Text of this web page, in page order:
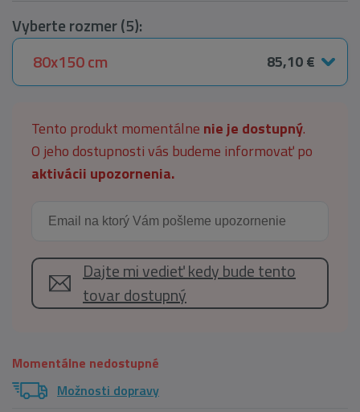
Vyberte rozmer (5):
80x150 cm
85,10 €
Tento produkt momentálne nie je dostupný.
O jeho dostupnosti vás budeme informovať po
aktivácii upozornenia.
Dajte mi vedieť kedy bude tento
tovar dostupný
Momentálne nedostupné
Možnosti dopravy